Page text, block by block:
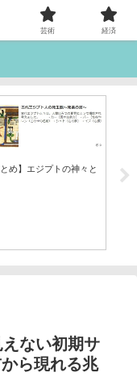
とめ】エジプトの神々と
ない初期サ
ら現れる兆
芸術 経済